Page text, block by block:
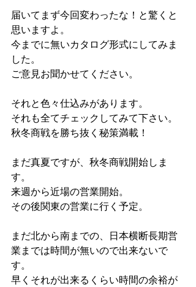
届いてまず今回変わったな！と驚くと
思いますよ。
今までに無いカタログ形式にしてみま
した。
ご意見お聞かせてください。
それと色々仕込みがあります。
それも全てチェックしてみて下さい。
秋冬商戦を勝ち抜く秘策満載！
まだ真夏ですが、秋冬商戦開始しま
す。
来週から近場の営業開始。
その後関東の営業に行く予定。
まだ北から南までの、日本横断長期営
業までは時間が無いので出来ないで
す。
早くそれが出来るくらい時間の余裕が